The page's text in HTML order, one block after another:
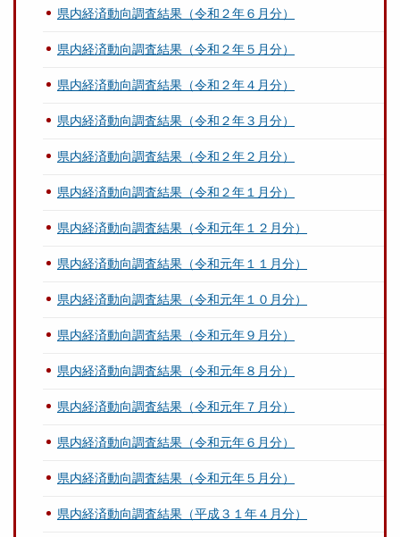
県内経済動向調査結果（令和２年６月分）
県内経済動向調査結果（令和２年５月分）
県内経済動向調査結果（令和２年４月分）
県内経済動向調査結果（令和２年３月分）
県内経済動向調査結果（令和２年２月分）
県内経済動向調査結果（令和２年１月分）
県内経済動向調査結果（令和元年１２月分）
県内経済動向調査結果（令和元年１１月分）
県内経済動向調査結果（令和元年１０月分）
県内経済動向調査結果（令和元年９月分）
県内経済動向調査結果（令和元年８月分）
県内経済動向調査結果（令和元年７月分）
県内経済動向調査結果（令和元年６月分）
県内経済動向調査結果（令和元年５月分）
県内経済動向調査結果（平成３１年４月分）